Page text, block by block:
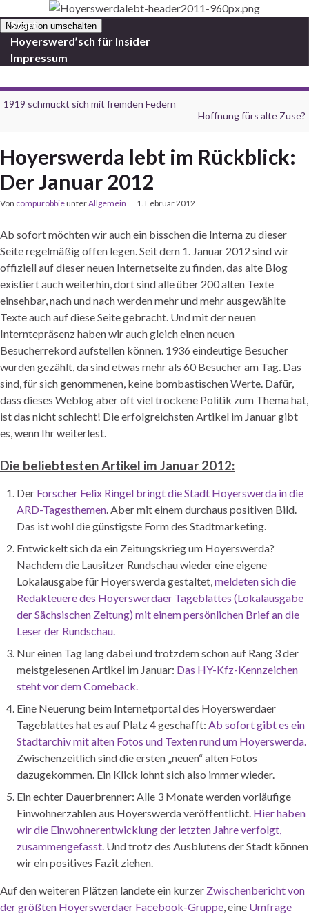
Navigation umschalten
Start
Hoyerswerd’sch für Insider
Impressum
1919 schmückt sich mit fremden Federn
Hoffnung fürs alte Zuse?
Hoyerswerda lebt im Rückblick:
Der Januar 2012
Von compurobbieunterAllgemein 1. Februar 2012
Ab sofort möchten wir auch ein bisschen die Interna zu dieser
Seite regelmäßig offen legen. Seit dem 1. Januar 2012 sind wir
offiziell auf dieser neuen Internetseite zu finden, das alte Blog
existiert auch weiterhin, dort sind alle über 200 alten Texte
einsehbar, nach und nach werden mehr und mehr ausgewählte
Texte auch auf diese Seite gebracht. Und mit der neuen
Interntepräsenz haben wir auch gleich einen neuen
Besucherrekord aufstellen können. 1936 eindeutige Besucher
wurden gezählt, da sind etwas mehr als 60 Besucher am Tag. Das
sind, für sich genommenen, keine bombastischen Werte. Dafür,
dass dieses Weblog aber oft viel trockene Politik zum Thema hat,
ist das nicht schlecht! Die erfolgreichsten Artikel im Januar gibt
es, wenn Ihr weiterlest.
Die beliebtesten Artikel im Januar 2012:
Der Forscher Felix Ringel bringt die Stadt Hoyerswerda in die
ARD-Tagesthemen. Aber mit einem durchaus positiven Bild.
Das ist wohl die günstigste Form des Stadtmarketing.
Entwickelt sich da ein Zeitungskrieg um Hoyerswerda?
Nachdem die Lausitzer Rundschau wieder eine eigene
Lokalausgabe für Hoyerswerda gestaltet,meldeten sich die
Redakteuere des Hoyerswerdaer Tageblattes (Lokalausgabe
der Sächsischen Zeitung) mit einem persönlichen Brief an die
Leser der Rundschau.
Nur einen Tag lang dabei und trotzdem schon auf Rang 3 der
meistgelesenen Artikel im Januar: Das HY-Kfz-Kennzeichen
steht vor dem Comeback.
Eine Neuerung beim Internetportal des Hoyerswerdaer
Tageblattes hat es auf Platz 4 geschafft: Ab sofort gibt es ein
Stadtarchiv mit alten Fotos und Texten rund um Hoyerswerda.
Zwischenzeitlich sind die ersten „neuen“ alten Fotos
dazugekommen. Ein Klick lohnt sich also immer wieder.
Ein echter Dauerbrenner: Alle 3 Monate werden vorläufige
Einwohnerzahlen aus Hoyerswerda veröffentlicht. Hier haben
wir die Einwohnerentwicklung der letzten Jahre verfolgt,
zusammengefasst. Und trotz des Ausblutens der Stadt können
wir ein positives Fazit ziehen.
Auf den weiteren Plätzen landete ein kurzer Zwischenbericht von
der größten Hoyerswerdaer Facebook-Gruppe, eine Umfrage